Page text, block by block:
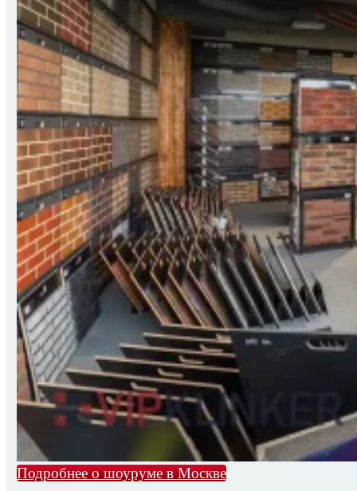
Подробнее о шоуруме в Москве